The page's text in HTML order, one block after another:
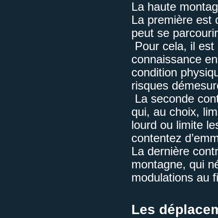
La haute
La première est
peut se
Pour cela, il
connaissance
condition
risques
La seconde
qui, au choix,
lourd ou limite
contentez
La dernière
montagne, qui
modulations au
Les